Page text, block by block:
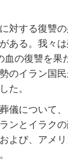
対する復讐
ある。我々
の復讐を果
のイラン国
た。
儀について
ンとイラク
よび、アメ